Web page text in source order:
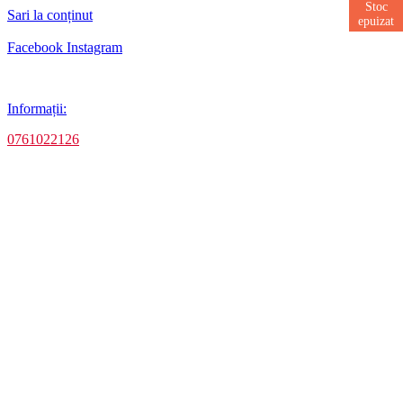
Sari la conținut
Facebook Instagram
Informații:
0761022126
Stoc
epuizat
Stoc
epuizat
Stoc
epuizat
Stoc
epuizat